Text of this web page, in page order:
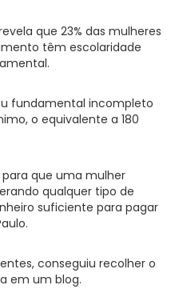
que 23% das mulheres
têm escolaridade
fundamental incompleto
o equivalente a 180
que uma mulher
qualquer tipo de
suficiente para pagar
conseguiu recolher o
em um blog.